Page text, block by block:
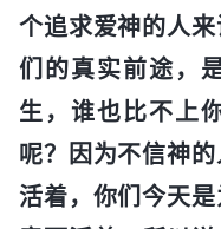
个追求爱神的人
们的真实前途，
生，谁也比不上
呢？因为不信神
活着，你们今天